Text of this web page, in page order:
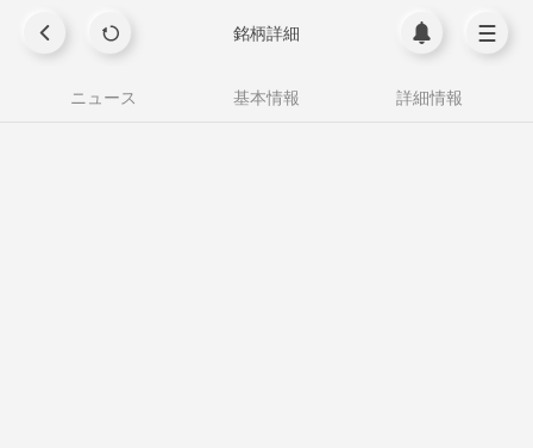
銘柄詳細
ニュース 基本情報 詳細情報